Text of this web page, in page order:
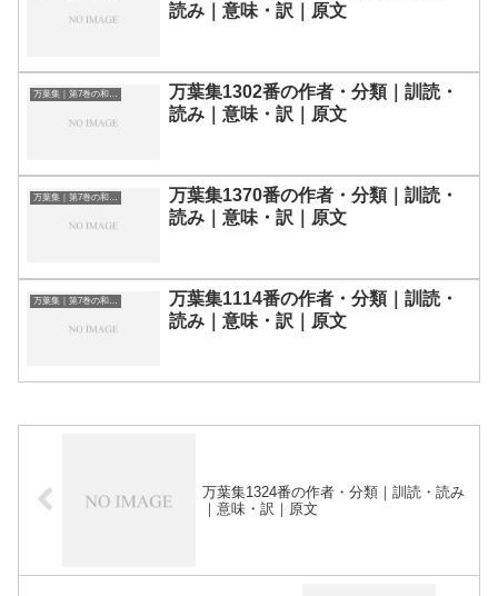
読み｜意味・訳｜原文
万葉集｜第7巻の和歌一覧
万葉集1302番の作者・分類｜訓読・
読み｜意味・訳｜原文
万葉集｜第7巻の和歌一覧
万葉集1370番の作者・分類｜訓読・
読み｜意味・訳｜原文
万葉集1114番の作者・分類｜訓読・
読み｜意味・訳｜原文
万葉集1324番の作者・分類｜訓読・読み
｜意味・訳｜原文